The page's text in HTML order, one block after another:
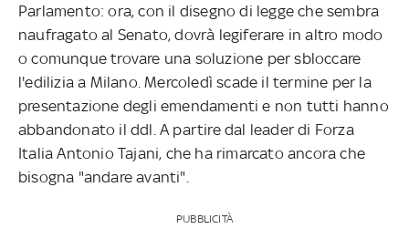
Parlamento: ora, con il disegno di legge che sembra
naufragato al Senato, dovrà legiferare in altro modo
o comunque trovare una soluzione per sbloccare
l'edilizia a Milano. Mercoledì scade il termine per la
presentazione degli emendamenti e non tutti hanno
abbandonato il ddl. A partire dal leader di Forza
Italia Antonio Tajani, che ha rimarcato ancora che
bisogna "andare avanti".
PUBBLICITÀ